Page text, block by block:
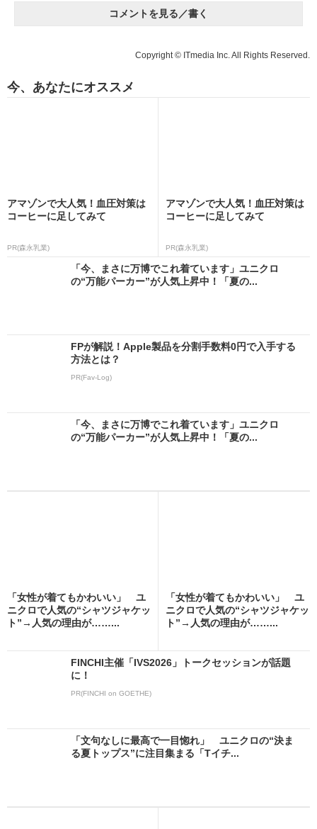
コメントを見る／書く
Copyright © ITmedia Inc. All Rights Reserved.
今、あなたにオススメ
アマゾンで大人気！血圧対策は
コーヒーに足してみて
PR(森永乳業)
アマゾンで大人気！血圧対策は
コーヒーに足してみて
PR(森永乳業)
「今、まさに万博でこれ着ています」ユニクロ
の“万能パーカー”が人気上昇中！「夏の...
FPが解説！Apple製品を分割手数料0円で入手する
方法とは？
PR(Fav-Log)
「今、まさに万博でこれ着ています」ユニクロ
の“万能パーカー”が人気上昇中！「夏の...
「女性が着てもかわいい」 ユ
ニクロで人気の“シャツジャケッ
ト”→人気の理由が……...
「女性が着てもかわいい」 ユ
ニクロで人気の“シャツジャケッ
ト”→人気の理由が……...
FINCHI主催「IVS2026」トークセッションが話題
に！
PR(FINCHI on GOETHE)
「文句なしに最高で一目惚れ」 ユニクロの“決ま
る夏トップス”に注目集まる「Tイチ...